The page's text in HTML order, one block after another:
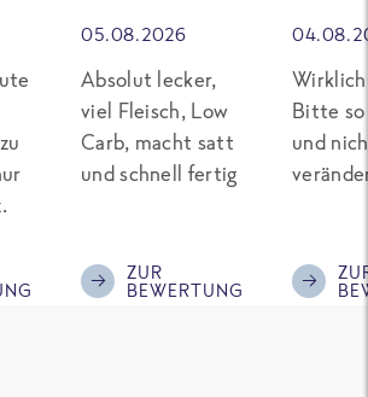
05.08.2026
Absolut lecker,
viel Fleisch, Low
Carb, macht satt
und schnell fertig
ZUR
BEWERTUNG
Bitte so
und